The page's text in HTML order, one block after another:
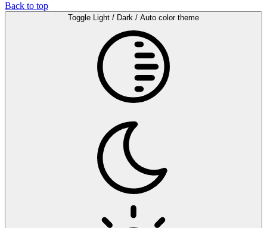
Back to top
Toggle Light / Dark / Auto color theme